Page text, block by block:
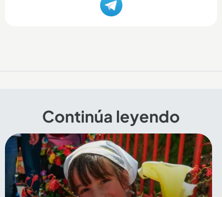
Continúa leyendo